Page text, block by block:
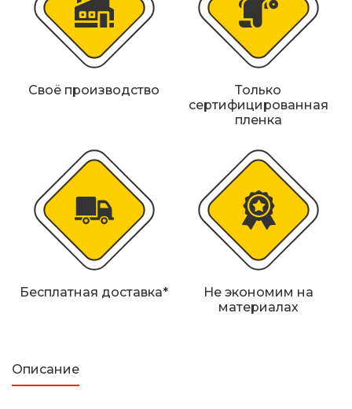
Дорожное оборудование
Железнодорожные путевые знаки
Своё производство
Только
сертифицированная
пленка
Бесплатная доставка*
Не экономим на
материалах
Описание